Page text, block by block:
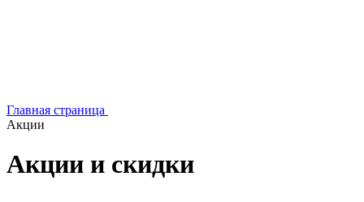
Главная страница
Акции
Акции и скидки